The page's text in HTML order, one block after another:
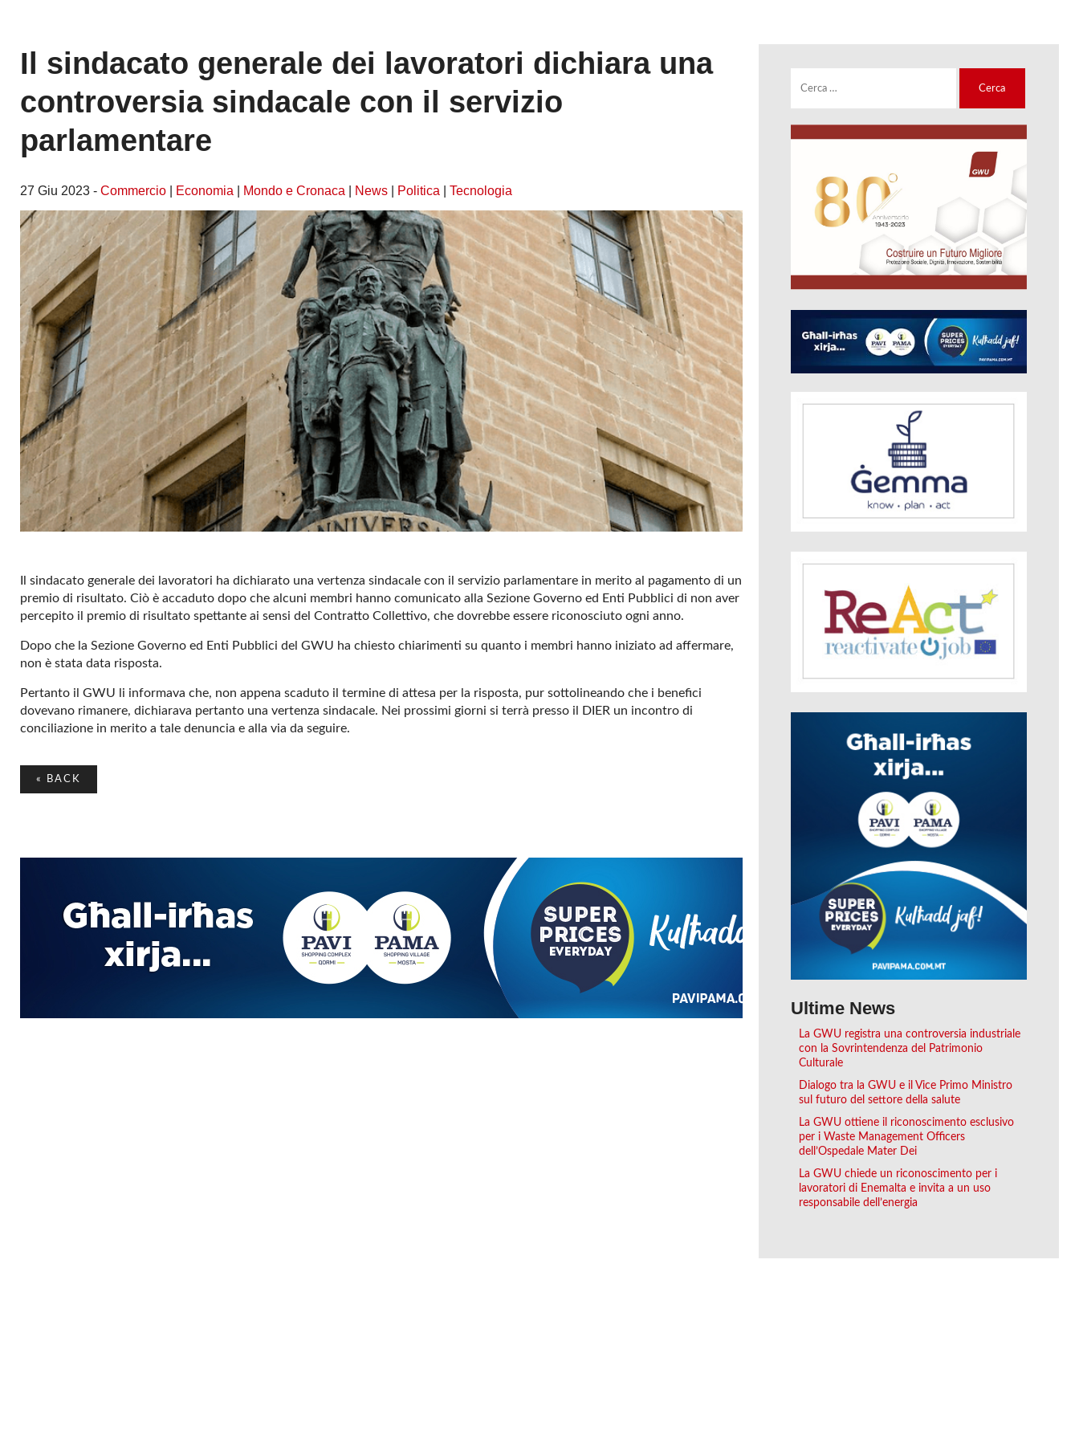
Il sindacato generale dei lavoratori dichiara una
controversia sindacale con il servizio
parlamentare
27 Giu 2023 - Commercio Economia Mondo e Cronaca News Politica Tecnologia
Il sindacato generale dei lavoratori ha dichiarato una vertenza sindacale con il servizio parlamentare in merito al pagamento di un
premio di risultato. Ciò è accaduto dopo che alcuni membri hanno comunicato alla Sezione Governo ed Enti Pubblici di non aver
percepito il premio di risultato spettante ai sensi del Contratto Collettivo, che dovrebbe essere riconosciuto ogni anno.
Dopo che la Sezione Governo ed Enti Pubblici del GWU ha chiesto chiarimenti su quanto i membri hanno iniziato ad affermare,
non è stata data risposta.
Pertanto il GWU li informava che, non appena scaduto il termine di attesa per la risposta, pur sottolineando che i benefici
dovevano rimanere, dichiarava pertanto una vertenza sindacale. Nei prossimi giorni si terrà presso il DIER un incontro di
conciliazione in merito a tale denuncia e alla via da seguire.
« BACK
per:
Ultime News
La GWU registra una controversia industriale
con la Sovrintendenza del Patrimonio
Culturale
Dialogo tra la GWU e il Vice Primo Ministro
sul futuro del settore della salute
La GWU ottiene il riconoscimento esclusivo
per i Waste Management Officers
dell’Ospedale Mater Dei
La GWU chiede un riconoscimento per i
lavoratori di Enemalta e invita a un uso
responsabile dell’energia